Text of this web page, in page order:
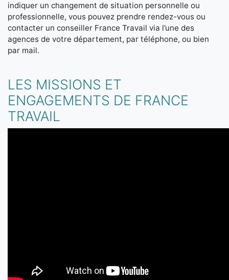
indiquer un changement de situation personnelle ou
professionnelle, vous pouvez prendre rendez-vous ou
contacter un conseiller France Travail via l’une des
agences de votre département, par téléphone, ou bien
par mail.
LES MISSIONS ET
ENGAGEMENTS DE FRANCE
TRAVAIL